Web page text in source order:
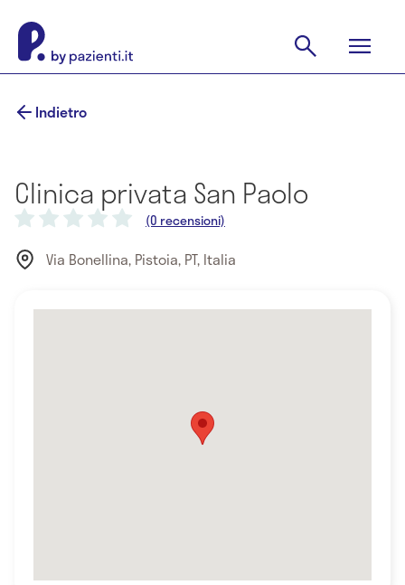
Indietro
Clinica privata San Paolo
(0 recensioni)
Via Bonellina, Pistoia, PT, Italia